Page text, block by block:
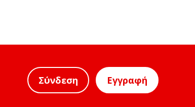
Σύνδεση Εγγραφή